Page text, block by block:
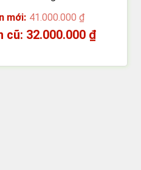
41.000.000 ₫
Giá
41.000.000 ₫.
32.000.000 ₫
tại